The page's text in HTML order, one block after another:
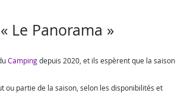
Le Panorama »
Campingdepuis 2020, et ils espèrent que la saison
ou partie de la saison, selon les disponibilités et